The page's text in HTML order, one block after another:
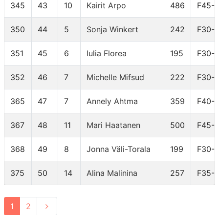
345 43 10 Kairit Arpo 486 F45-
350 44 5 Sonja Winkert 242 F30-
351 45 6 Iulia Florea 195 F30-
352 46 7 Michelle Mifsud 222 F30-
365 47 7 Annely Ahtma 359 F40-
367 48 11 Mari Haatanen 500 F45-
368 49 8 Jonna Väli-Torala 199 F30-
375 50 14 Alina Malinina 257 F35-
1 2